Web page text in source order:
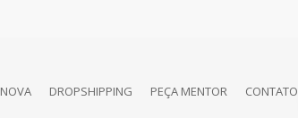
DROPSHIPPING PEÇA MENTOR CONTATO